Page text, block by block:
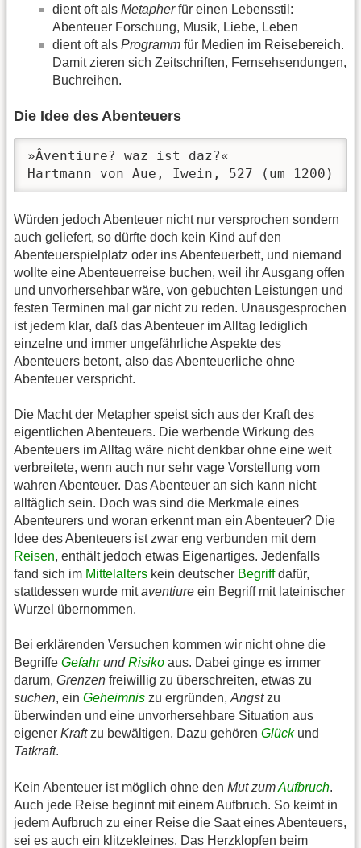
dient oft als Metapherfür einen Lebensstil:
Abenteuer Forschung, Musik, Liebe, Leben
dient oft als Programm für Medien im Reisebereich.
Damit zieren sich Zeitschriften, Fernsehsendungen,
Buchreihen.
Die Idee des Abenteuers
»Âventiure? waz ist daz?«
Hartmann von Aue, Iwein, 527 (um 1200)
Würden jedoch Abenteuer nicht nur versprochen sondern
auch geliefert, so dürfte doch kein Kind auf den
Abenteuerspielplatz oder ins Abenteuerbett, und niemand
wollte eine Abenteuerreise buchen, weil ihr Ausgang offen
und unvorhersehbar wäre, von gebuchten Leistungen und
festen Terminen mal gar nicht zu reden. Unausgesprochen
ist jedem klar, daß das Abenteuer im Alltag lediglich
einzelne und immer ungefährliche Aspekte des
Abenteuers betont, also das Abenteuerliche ohne
Abenteuer verspricht.
Die Macht der Metapher speist sich aus der Kraft des
eigentlichen Abenteuers. Die werbende Wirkung des
Abenteuers im Alltag wäre nicht denkbar ohne eine weit
verbreitete, wenn auch nur sehr vage Vorstellung vom
wahren Abenteuer. Das Abenteuer an sich kann nicht
alltäglich sein. Doch was sind die Merkmale eines
Abenteurers und woran erkennt man ein Abenteuer? Die
Idee des Abenteuers ist zwar eng verbunden mit dem
Reisen, enthält jedoch etwas Eigenartiges. Jedenfalls
fand sich im Mittelalters kein deutscher Begriffdafür,
stattdessen wurde mitaventiure ein Begriff mit lateinischer
Wurzel übernommen.
Bei erklärenden Versuchen kommen wir nicht ohne die
Begriffe GefahrundRisiko aus. Dabei ginge es immer
darum, Grenzen freiwillig zu überschreiten, etwas zu
suchen, ein Geheimnis zu ergründen, Angstzu
überwinden und eine unvorhersehbare Situation aus
eigener Kraftzu bewältigen. Dazu gehören Glückund
Tatkraft.
Kein Abenteuer ist möglich ohne den Mut zumAufbruch.
Auch jede Reise beginnt mit einem Aufbruch. So keimt in
jedem Aufbruch zu einer Reise die Saat eines Abenteuers,
sei es auch ein klitzekleines. Das Herzklopfen beim